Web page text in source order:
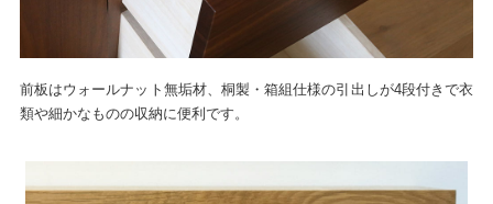
前板はウォールナット無垢材、桐製・箱組仕様の引出しが4段付きで衣
類や細かなものの収納に便利です。